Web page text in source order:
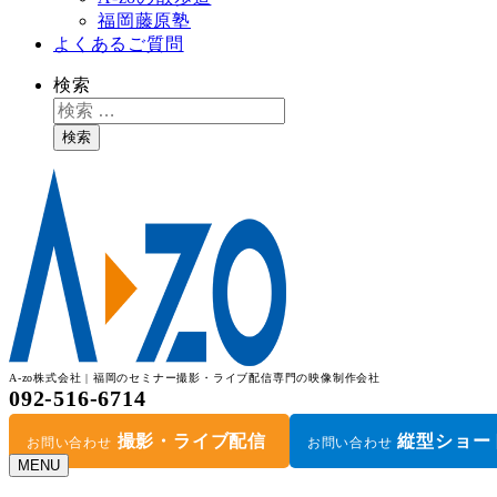
福岡藤原塾
よくあるご質問
検索
検索
A-zo株式会社 | 福岡のセミナー撮影・ライブ配信専門の映像制作会社
092-516-6714
お問い合わせ 撮影・ライブ配信 お問い合わせ 縦型ショー
MENU